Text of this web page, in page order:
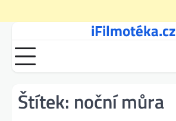
content
iFilmotéka.cz
Štítek: noční můra